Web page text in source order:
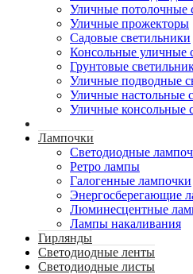
Уличные потолочные
Уличные прожекторы
Садовые светильники
Консольные уличные
Грунтовые
Уличные подводные
Уличные настольные
Уличные консольные
Лампочки
Светодиодные
Ретро лампы
Галогенные лампочки
Энергосберегающие
Люминесцентные
Лампы накаливания
Гирлянды
Светодиодные ленты
Светодиодные листы